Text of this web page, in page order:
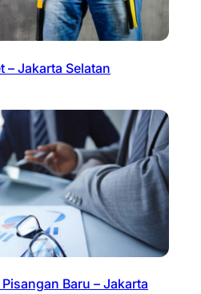
– Jakarta Selatan
Baru – Jakarta